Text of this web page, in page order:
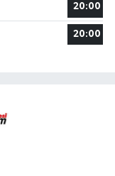
20:00
20:00